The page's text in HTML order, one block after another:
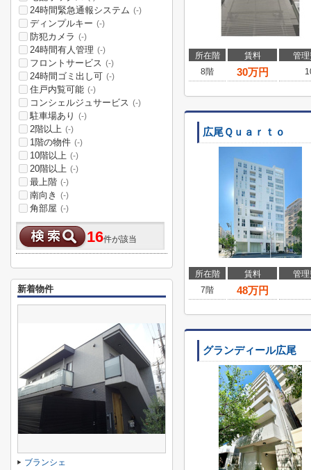
所在階 賃料
管
8階
30万円
広尾Ｑｕａｒｔｏ
所在階 賃料
管
7階
48万円
グランディール広尾
24時間緊急通報システム (-)
ディンプルキー (-)
防犯カメラ (-)
24時間有人管理 (-)
フロントサービス (-)
24時間ゴミ出し可 (-)
住戸内覧可能 (-)
コンシェルジュサービス (-)
駐車場あり (-)
2階以上 (-)
1階の物件 (-)
10階以上 (-)
20階以上 (-)
最上階 (-)
南向き (-)
角部屋 (-)
16件が該当
新着物件
ブランシェ